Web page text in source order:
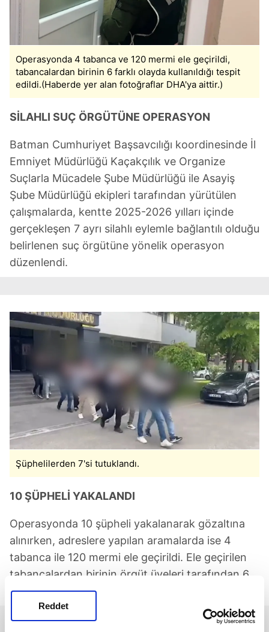
Reddet
Operasyonda 4 tabanca ve 120 mermi ele geçirildi,
tabancalardan birinin 6 farklı olayda kullanıldığı tespit
edildi.(Haberde yer alan fotoğraflar DHA'ya aittir.)
SİLAHLI SUÇ ÖRGÜTÜNE OPERASYON
Batman Cumhuriyet Başsavcılığı koordinesinde İl
Emniyet Müdürlüğü Kaçakçılık ve Organize
Suçlarla Mücadele Şube Müdürlüğü ile Asayiş
Şube Müdürlüğü ekipleri tarafından yürütülen
çalışmalarda, kentte 2025-2026 yılları içinde
gerçekleşen 7 ayrı silahlı eylemle bağlantılı olduğu
belirlenen suç örgütüne yönelik operasyon
düzenlendi.
Şüphelilerden 7'si tutuklandı.
10 ŞÜPHELİ YAKALANDI
Operasyonda 10 şüpheli yakalanarak gözaltına
alınırken, adreslere yapılan aramalarda ise 4
tabanca ile 120 mermi ele geçirildi. Ele geçirilen
tabancalardan birinin örgüt üyeleri tarafından 6
farklı olayda kullanıldığı belirlendi.